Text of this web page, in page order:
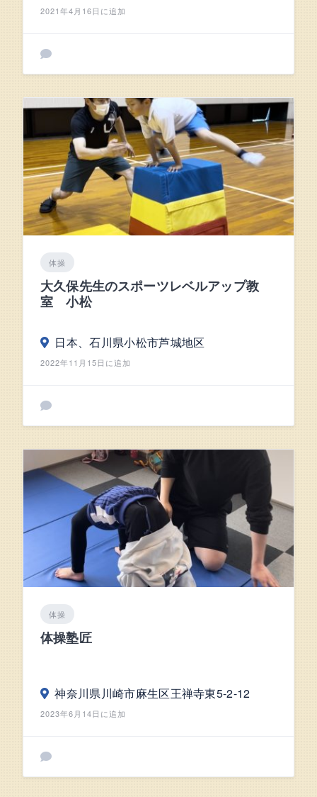
2021年4月16日に追加
体操
大久保先生のスポーツレベルアップ教
室 小松
日本、石川県小松市芦城地区
2022年11月15日に追加
体操
体操塾匠
神奈川県川崎市麻生区王禅寺東5-2-12
2023年6月14日に追加